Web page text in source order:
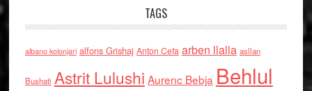
TAGS
albano kolonjari alfons Grishaj Anton Cefa arben llalla asllan
Bushati Astrit Lulushi Aurenc Bebja Behlul